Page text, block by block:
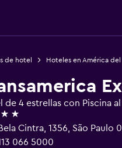
de hotel Hoteles en América del
de 4 estrellas con Piscina
Cintra, 1356, São Paulo
066 5000